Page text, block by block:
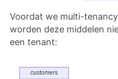
Voordat we multi-
worden deze middelen
een tenant: